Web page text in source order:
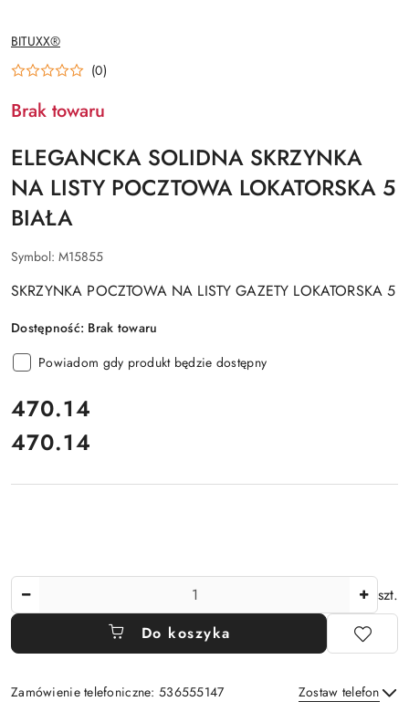
NAZWA
PRODUCENTA:
BITUXX®
(0)
Brak towaru
ELEGANCKA SOLIDNA SKRZYNKA
NA LISTY POCZTOWA LOKATORSKA 5
BIAŁA
Symbol: M15855
SKRZYNKA POCZTOWA NA LISTY GAZETY LOKATORSKA 5
Dostępność: Brak towaru
Powiadom gdy produkt będzie dostępny
cena:
470.14
Cena:
470.14
szt.
Do koszyka
Zamówienie telefoniczne: 536555147 Zostaw telefon